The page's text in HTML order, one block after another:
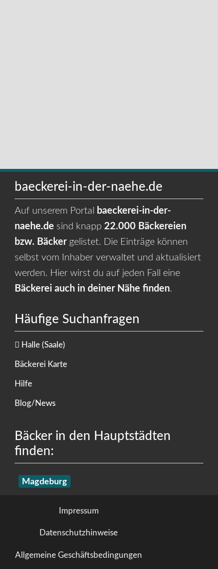
baeckerei-in-der-naehe.de
Auf unserem Portal
baeckerei-in-der-
naehe.de sind knapp 22.000 Bäckereien
bzw. Bäckergelistet. Die Einträge können
selbst vom Inhaber verwaltet und aktualisiert
werden. Hier wirst du auf jeden Fall eine
Bäckerei auch in deiner Nähe finden.
Häufige Suchanfragen
Halle (Saale)
Bäckerei Karte
Hilfe
Blog/News
Bäcker in den Hauptstädten
finden:
Magdeburg
Impressum
Datenschutzhinweise
Allgemeine Geschäftsbedingungen